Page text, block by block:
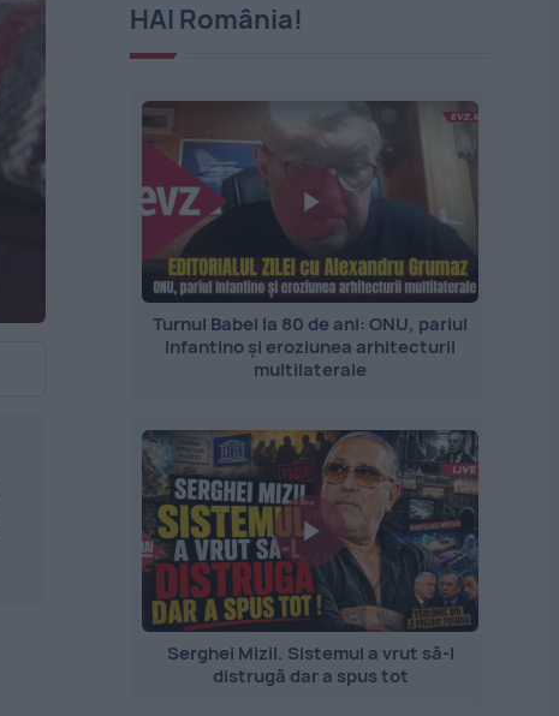
HAI România!
Turnul Babel la 80 de ani: ONU, pariul
Infantino și eroziunea arhitecturii
multilaterale
Serghei Mizil. Sistemul a vrut să-l
distrugă dar a spus tot